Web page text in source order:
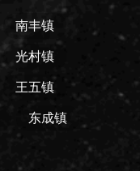
南丰镇
光村镇
王五镇
东成镇